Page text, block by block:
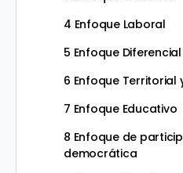
4 Enfoque Laboral
5 Enfoque
6 Enfoque Territorial
7 Enfoque Educativo
8 Enfoque de
democrática